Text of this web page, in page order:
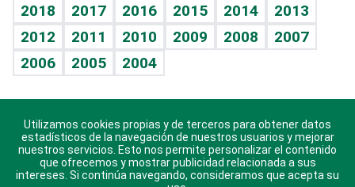
Eñe
Celebrando la vida
Sin complejos
En pocas palabras
Escuchando al corazón
Economía Personal
Crucigramas
2018
2017 2016 2015 2014
2013
2012
2011 2010 2009 2008
2007
2006
2005 2004
Descarga nuestras aplicaciones para Android, iOS y
sistema Huawei.
Utilizamos cookies propias y de terceros para obtener datos
estadísticos de la navegación de nuestros usuarios y mejorar
nuestros servicios. Esto nos permite personalizar el contenido
que ofrecemos y mostrar publicidad relacionada a sus
intereses. Si continúa navegando, consideramos que acepta su